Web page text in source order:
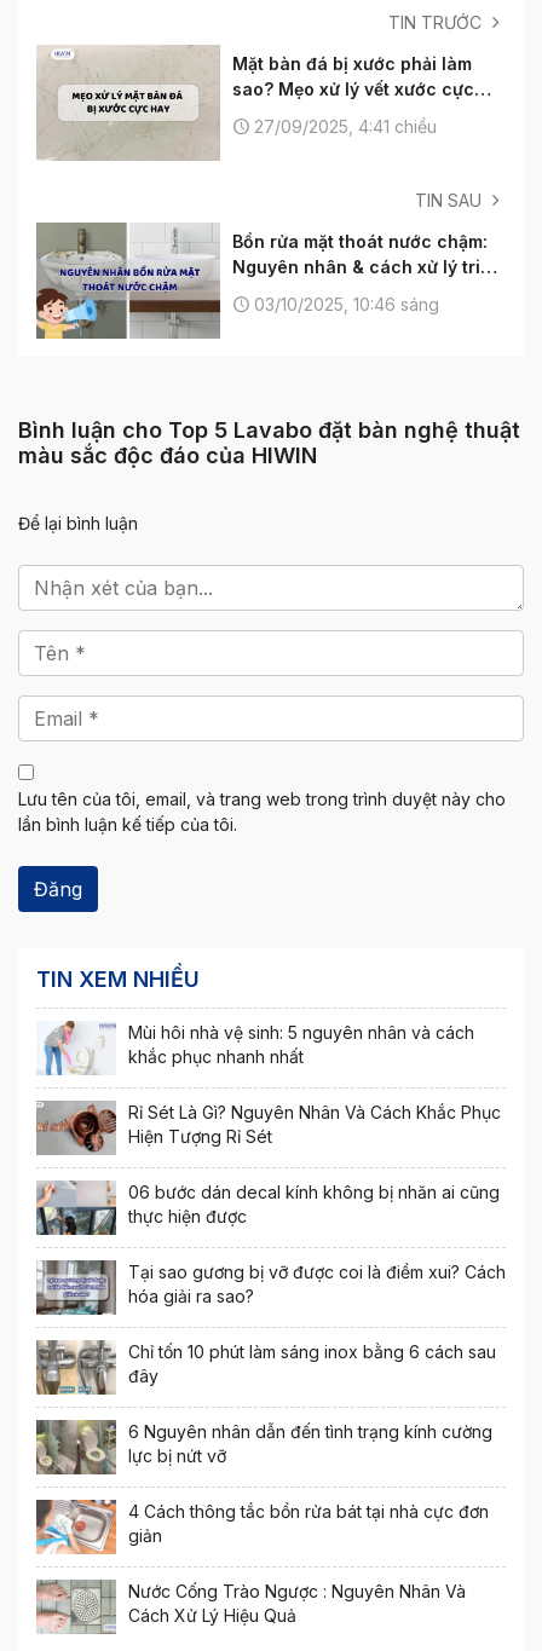
TIN TRƯỚC
Mặt bàn đá bị xước phải làm
sao? Mẹo xử lý vết xước cực
hay
27/09/2025, 4:41 chiều
TIN SAU
Bồn rửa mặt thoát nước chậm:
Nguyên nhân & cách xử lý triệt
để
03/10/2025, 10:46 sáng
Bình luận cho Top 5 Lavabo đặt bàn nghệ thuật
màu sắc độc đáo của HIWIN
Để lại bình luận
Lưu tên của tôi, email, và trang web trong trình duyệt này cho
lần bình luận kế tiếp của tôi.
TIN XEM NHIỀU
Mùi hôi nhà vệ sinh: 5 nguyên nhân và cách
khắc phục nhanh nhất
Rỉ Sét Là Gì? Nguyên Nhân Và Cách Khắc Phục
Hiện Tượng Rỉ Sét
06 bước dán decal kính không bị nhăn ai cũng
thực hiện được
Tại sao gương bị vỡ được coi là điềm xui? Cách
hóa giải ra sao?
Chỉ tốn 10 phút làm sáng inox bằng 6 cách sau
đây
6 Nguyên nhân dẫn đến tình trạng kính cường
lực bị nứt vỡ
4 Cách thông tắc bồn rửa bát tại nhà cực đơn
giản
Nước Cống Trào Ngược : Nguyên Nhân Và
Cách Xử Lý Hiệu Quả